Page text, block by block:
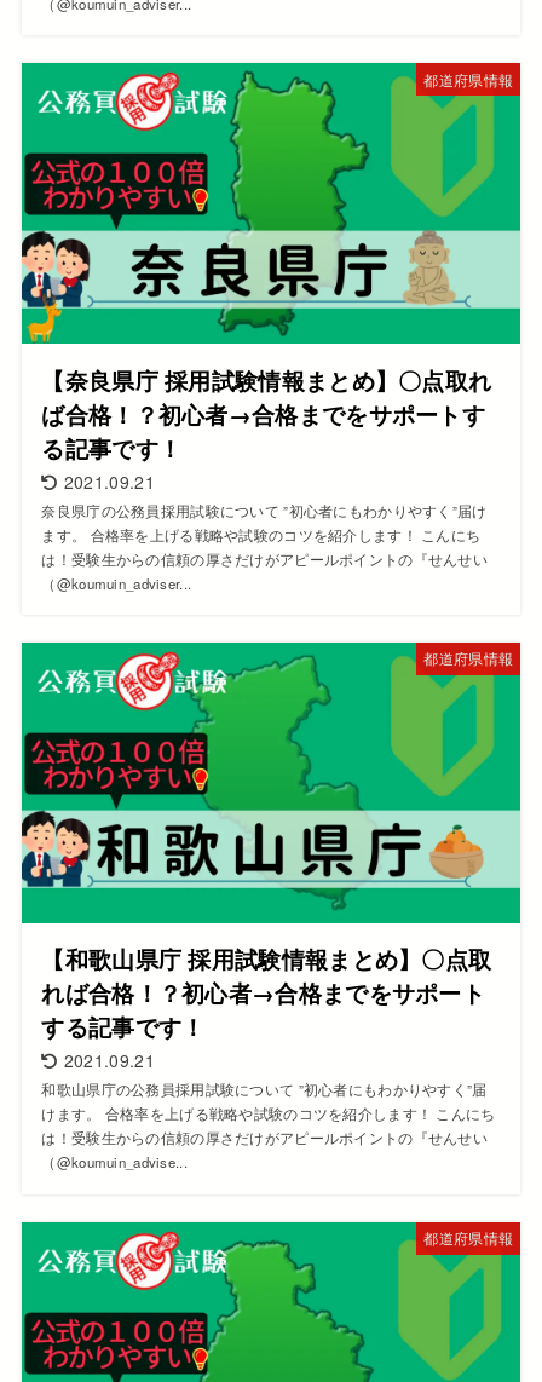
都道府県情報
【奈良県庁 採用試験情報まとめ】〇点取れ
ば合格！？初心者→合格までをサポートす
る記事です！
2021.09.21
奈良県庁の公務員採用試験について ”初心者にもわかりやすく”届け
ます。 合格率を上げる戦略や試験のコツを紹介します！ こんにち
は！受験生からの信頼の厚さだけがアピールポイントの『せんせい
（@koumuin_adviser...
都道府県情報
【和歌山県庁 採用試験情報まとめ】〇点取
れば合格！？初心者→合格までをサポート
する記事です！
2021.09.21
和歌山県庁の公務員採用試験について ”初心者にもわかりやすく”届
けます。 合格率を上げる戦略や試験のコツを紹介します！ こんにち
は！受験生からの信頼の厚さだけがアピールポイントの『せんせい
（@koumuin_advise...
都道府県情報